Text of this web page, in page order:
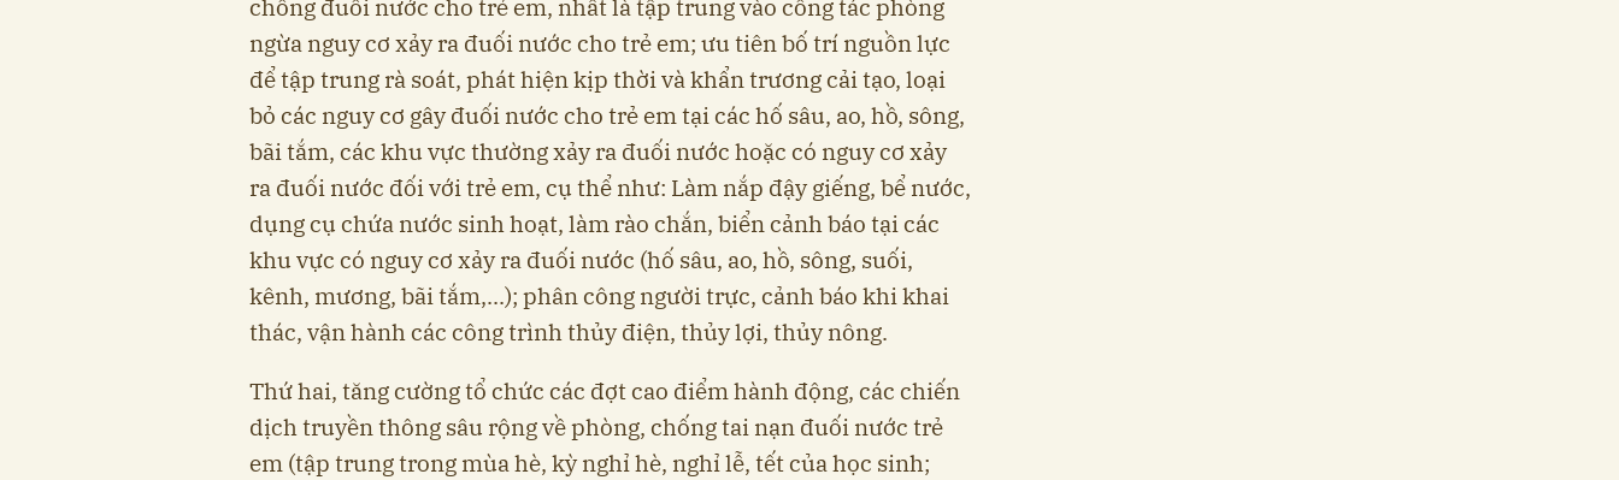
chống đuối nước cho trẻ em, nhất là tập trung vào công tác phòng
ngừa nguy cơ xảy ra đuối nước cho trẻ em; ưu tiên bố trí nguồn lực
để tập trung rà soát, phát hiện kịp thời và khẩn trương cải tạo, loại
bỏ các nguy cơ gây đuối nước cho trẻ em tại các hố sâu, ao, hồ, sông,
bãi tắm, các khu vực thường xảy ra đuối nước hoặc có nguy cơ xảy
ra đuối nước đối với trẻ em, cụ thể như: Làm nắp đậy giếng, bể nước,
dụng cụ chứa nước sinh hoạt, làm rào chắn, biển cảnh báo tại các
khu vực có nguy cơ xảy ra đuối nước (hố sâu, ao, hồ, sông, suối,
kênh, mương, bãi tắm,...); phân công người trực, cảnh báo khi khai
thác, vận hành các công trình thủy điện, thủy lợi, thủy nông.
Thứ hai, tăng cường tổ chức các đợt cao điểm hành động, các chiến
dịch truyền thông sâu rộng về phòng, chống tai nạn đuối nước trẻ
em (tập trung trong mùa hè, kỳ nghỉ hè, nghỉ lễ, tết của học sinh;